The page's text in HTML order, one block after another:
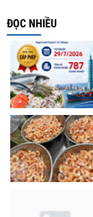
ĐỌC NHIỀU